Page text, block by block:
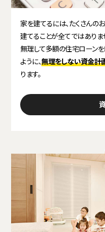
家を建てるには、たくさんの
建てることが全てではありま
無理して多額の住宅ローン
ように、無理をしない資金計
ります。